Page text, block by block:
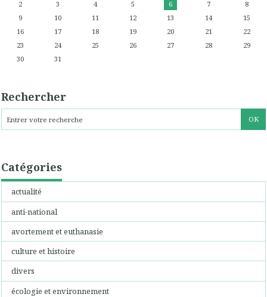
2 3 4 5 6 7
8
9
10 11 12 13 14
15
16
17 18 19 20 21
22
23
24 25 26 27 28
29
30
31
Rechercher
Catégories
actualité
anti-national
avortement et euthanasie
culture et histoire
divers
écologie et environnement